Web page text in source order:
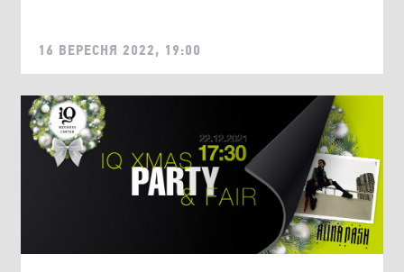
16 ВЕРЕСНЯ 2022, 19:00